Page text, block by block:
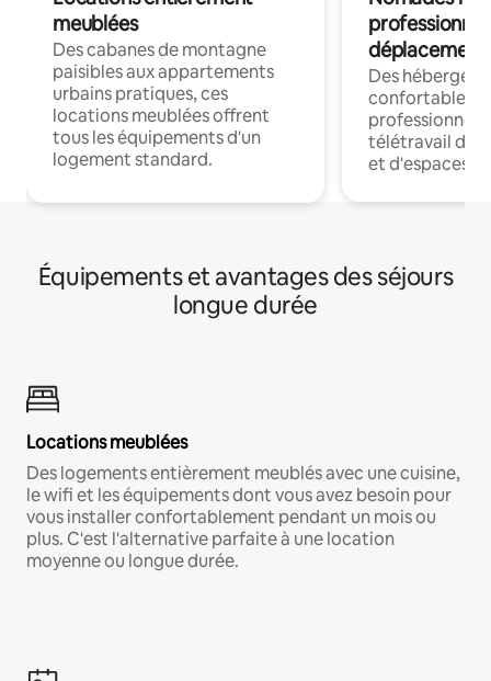
meublées
Des cabanes de montagne
paisibles aux appartements
urbains pratiques, ces
locations meublées offrent
tous les équipements d'un
logement standard.
déplacement
Des
confortables
professionnels
télétravail
et d'espaces
Équipements et avantages des séjours
longue durée
Locations meublées
Des logements entièrement meublés avec une cuisine,
le wifi et les équipements dont vous avez besoin pour
vous installer confortablement pendant un mois ou
plus. C'est l'alternative parfaite à une location
moyenne ou longue durée.